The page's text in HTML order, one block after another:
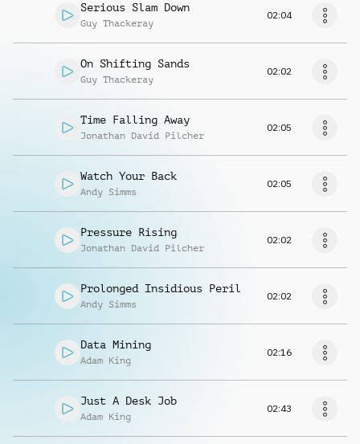
Serious Slam Down
Guy Thackeray
02:04
On Shifting Sands
Guy Thackeray
02:02
Time Falling Away
Jonathan David Pilcher
02:05
Watch Your Back
Andy Simms
02:05
Pressure Rising
Jonathan David Pilcher
02:02
Prolonged Insidious Peril
Andy Simms
02:02
Data Mining
Adam King
02:16
Just A Desk Job
Adam King
02:43